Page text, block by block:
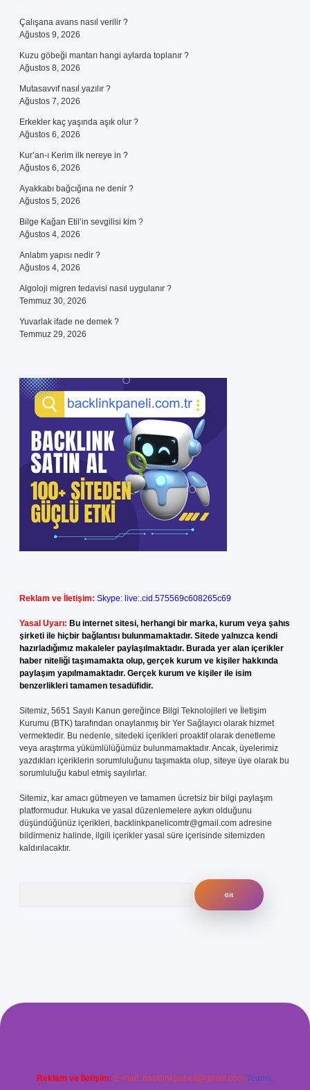
Çalışana avans nasıl verilir ?
Ağustos 9, 2026
Kuzu göbeği mantarı hangi aylarda toplanır ?
Ağustos 8, 2026
Mutasavvıf nasıl yazılır ?
Ağustos 7, 2026
Erkekler kaç yaşında aşık olur ?
Ağustos 6, 2026
Kur’an-ı Kerim ilk nereye in ?
Ağustos 6, 2026
Ayakkabı bağcığına ne denir ?
Ağustos 5, 2026
Bilge Kağan Etil’in sevgilisi kim ?
Ağustos 4, 2026
Anlatım yapısı nedir ?
Ağustos 4, 2026
Algoloji migren tedavisi nasıl uygulanır ?
Temmuz 30, 2026
Yuvarlak ifade ne demek ?
Temmuz 29, 2026
Reklam ve İletişim: Skype: live:.cid.575569c608265c69
Yasal Uyarı: Bu internet sitesi, herhangi bir marka, kurum veya şahıs
şirketi ile hiçbir bağlantısı bulunmamaktadır. Sitede yalnızca kendi
hazırladığımız makaleler paylaşılmaktadır. Burada yer alan içerikler
haber niteliği taşımamakta olup, gerçek kurum ve kişiler hakkında
paylaşım yapılmamaktadır. Gerçek kurum ve kişiler ile isim
benzerlikleri tamamen tesadüfidir.
Sitemiz, 5651 Sayılı Kanun gereğince Bilgi Teknolojileri ve İletişim
Kurumu (BTK) tarafından onaylanmış bir Yer Sağlayıcı olarak hizmet
vermektedir. Bu nedenle, sitedeki içerikleri proaktif olarak denetleme
veya araştırma yükümlülüğümüz bulunmamaktadır. Ancak, üyelerimiz
yazdıkları içeriklerin sorumluluğunu taşımakta olup, siteye üye olarak bu
sorumluluğu kabul etmiş sayılırlar.
Sitemiz, kar amacı gütmeyen ve tamamen ücretsiz bir bilgi paylaşım
platformudur. Hukuka ve yasal düzenlemelere aykırı olduğunu
düşündüğünüz içerikleri, backlinkpanelicomtr@gmail.com adresine
bildirmeniz halinde, ilgili içerikler yasal süre içerisinde sitemizden
kaldırılacaktır.
Reklam ve İletişim: E-mail: backlinkpaneli@gmail.com Teams: